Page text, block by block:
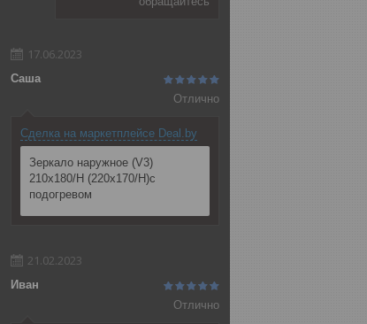
17.06.2023
Саша
Отлично
Сделка на маркетплейсе Deal.by
Зеркало наружное (V3)
210x180/Н (220x170/Н)с
подогревом
21.02.2023
Иван
Отлично